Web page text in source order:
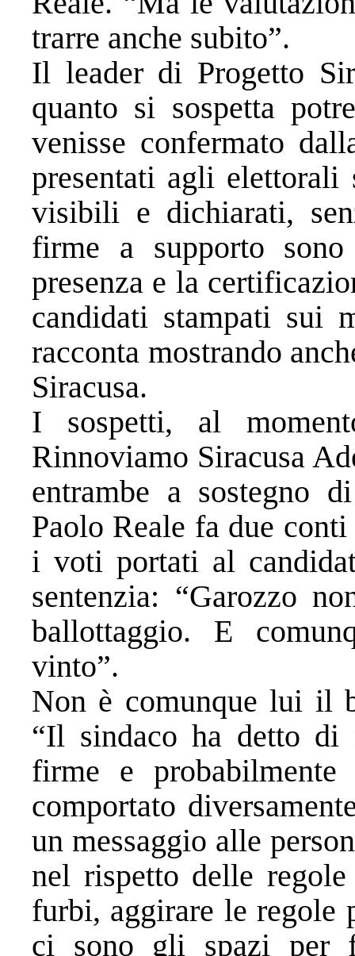
trarre anche subito”.
Il leader di Progetto
quanto si sospetta
venisse confermato
presentati agli elettorali
visibili e dichiarati,
firme a supporto
presenza e la
candidati stampati sui
racconta mostrando
Siracusa.
I sospetti, al
Rinnoviamo Siracusa
entrambe a sostegno
Paolo Reale fa due
i voti portati al
sentenzia: “Garozzo
ballottaggio. E
vinto”.
Non è comunque lui il
“Il sindaco ha detto di
firme e
comportato
un messaggio alle
nel rispetto delle
furbi, aggirare le regole
ci sono gli spazi per